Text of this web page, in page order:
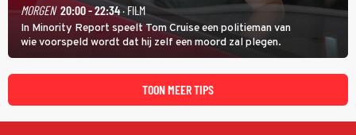
MORGEN 20:00 - 22:34· FILM
In Minority Report speelt Tom Cruise een politieman van
wie voorspeld wordt dat hij zelf een moord zal plegen.
TOON MEER TIPS